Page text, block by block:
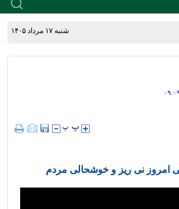
شنبه ۱۷ مرداد ۱۴۰۵
امروز نی ریز و خوشحالی مردم